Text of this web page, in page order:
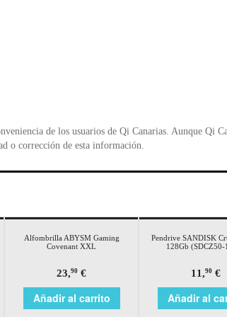
de los usuarios de Qi Canarias. Aunque Qi
o corrección de esta información.
Alfombrilla ABYSM Gaming
Covenant XXL
23,90 €
Añadir al carrito
Pendrive SANDISK
128Gb (SDCZ50-
11,90 €
Añadir al